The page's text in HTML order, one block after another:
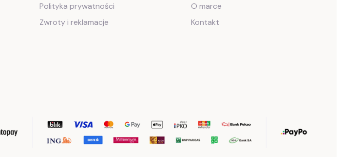
Polityka prywatności
Zwroty i reklamacje
O marce
Kontakt